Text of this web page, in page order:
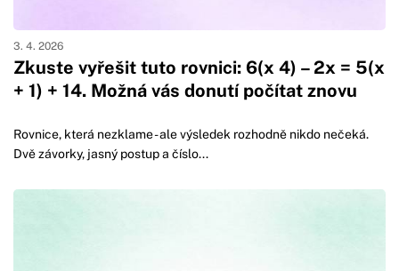
Zkuste vyřešit tuto rovnici: 6(x 4) – 2x = 5(x
+ 1) + 14. Možná vás donutí počítat znovu
3. 4. 2026
Rovnice, která nezklame - ale výsledek rozhodně nikdo nečeká.
Dvě závorky, jasný postup a číslo...